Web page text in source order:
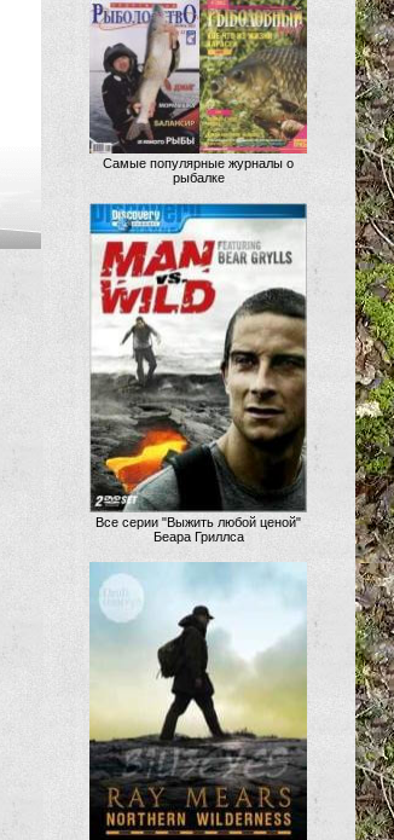
Самые популярные журналы о
рыбалке
Все серии "Выжить любой ценой"
Беара Гриллса